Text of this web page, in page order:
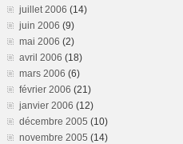
juillet 2006 (14)
juin 2006 (9)
mai 2006 (2)
avril 2006 (18)
mars 2006 (6)
février 2006 (21)
janvier 2006 (12)
décembre 2005 (10)
novembre 2005 (14)